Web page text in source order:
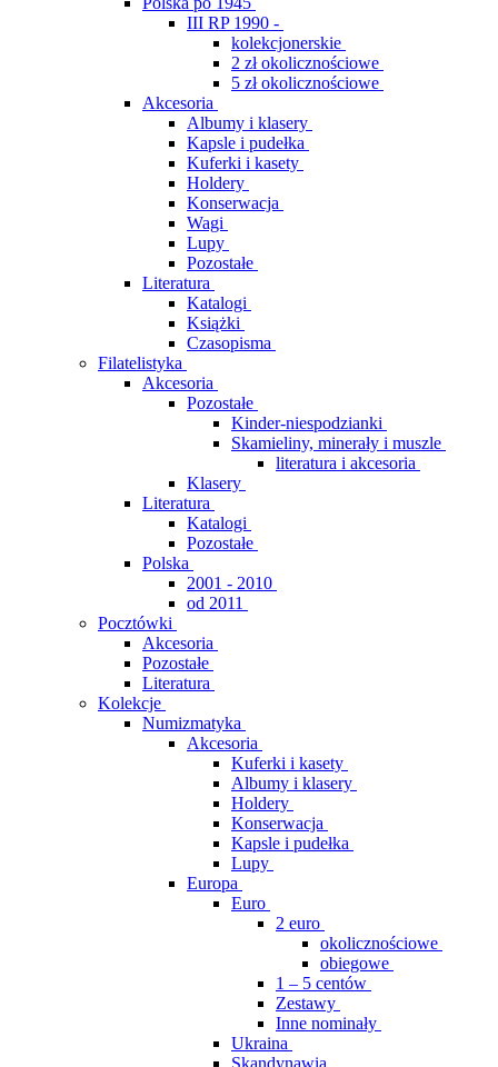
III RP 1990 -
kolekcjonerskie
2 zł okolicznościowe
5 zł okolicznościowe
Akcesoria
Albumy i klasery
Kapsle i pudełka
Kuferki i kasety
Holdery
Konserwacja
Wagi
Lupy
Pozostałe
Literatura
Katalogi
Książki
Czasopisma
Filatelistyka
Akcesoria
Pozostałe
Kinder-niespodzianki
Skamieliny, minerały i muszle
literatura i akcesoria
Klasery
Literatura
Katalogi
Pozostałe
Polska
2001 - 2010
od 2011
Pocztówki
Akcesoria
Pozostałe
Literatura
Kolekcje
Numizmatyka
Akcesoria
Kuferki i kasety
Albumy i klasery
Holdery
Konserwacja
Kapsle i pudełka
Lupy
Europa
Euro
2 euro
okolicznościowe
obiegowe
1 – 5 centów
Zestawy
Inne nominały
Ukraina
Skandynawia